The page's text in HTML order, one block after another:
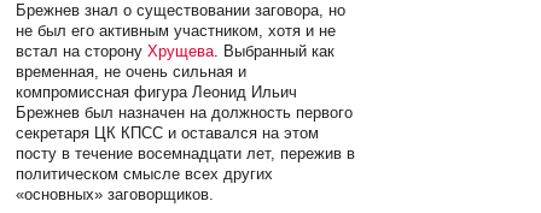
Брежнев знал о существовании заговора, но
не был его активным участником, хотя и не
встал на сторонуХрущева. Выбранный как
временная, не очень сильная и
компромиссная фигура Леонид Ильич
Брежнев был назначен на должность первого
секретаря ЦК КПСС и оставался на этом
посту в течение восемнадцати лет, пережив в
политическом смысле всех других
«основных» заговорщиков.